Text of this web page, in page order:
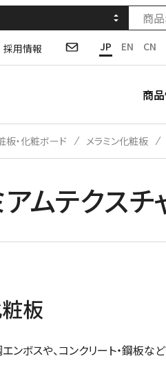
採用情報 JP EN CN
商
板・化粧ボード メラミン化粧板
ムテクスチ
板
ボスや、コンクリート・鋼板な